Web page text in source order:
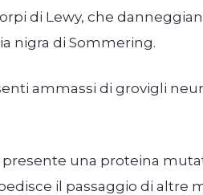
di Lewy, che
nigra di Sommering.
ammassi di grovigli
presente una proteina
il passaggio di altre